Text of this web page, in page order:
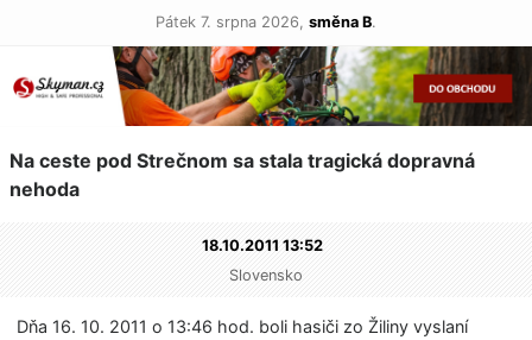
Pátek 7. srpna 2026, směna B.
Na ceste pod Strečnom sa stala tragická dopravná
nehoda
18.10.2011 13:52
Slovensko
Dňa 16. 10. 2011 o 13:46 hod. boli hasiči zo Žiliny vyslaní